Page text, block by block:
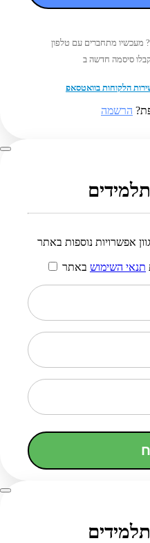
הלקוחות בוואטסאפ
הרשמה
אפשרויות נוספות באתר
תנאי השימוש באתר